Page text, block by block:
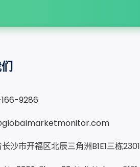
9286
沙市开福区北辰三角洲B1E1三栋2301